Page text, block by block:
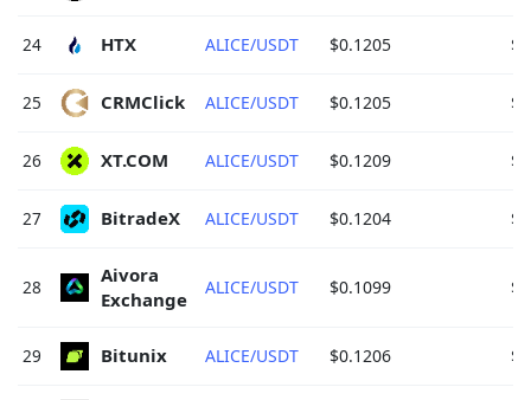
24 HTX ALICE/USDT $0.1205
25 CRMClick ALICE/USDT $0.1205
26 XT.COM ALICE/USDT $0.1209
27 BitradeX ALICE/USDT $0.1204
28
Aivora
Exchange
ALICE/USDT $0.1099
29 Bitunix ALICE/USDT $0.1206